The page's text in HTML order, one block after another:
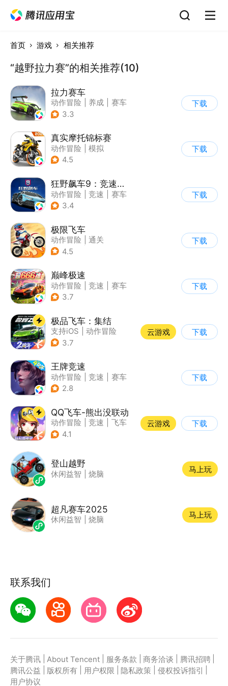
首页 游戏 相关推荐
“越野拉力赛”的相关推荐(10)
拉力赛车
动作冒险 养成
赛车
| 漂移
3.3
下载
真实摩托锦标赛
动作冒险
模拟
| 摩托车
4.5
下载
狂野飙车9：竞速传奇
动作冒险 竞速
赛车
| 狂野飙车
3.4
下载
极限飞车
动作冒险
通关
| 摩托车
4.5
下载
巅峰极速
动作冒险 竞速
赛车
| 漂移
3.7
下载
极品飞车：集结
支持iOS
动作冒险
| 竞速
3.7
云游戏 下载
王牌竞速
动作冒险 竞速
赛车
| 漂移
2.8
下载
QQ飞车-熊出没联动
动作冒险 竞速
飞车
| 漂移
4.1
云游戏 下载
登山越野
休闲益智 烧脑
马上玩
超凡赛车2025
休闲益智 烧脑
马上玩
联系我们
关于腾讯 About Tencent 服务条款 商务洽谈 腾讯招聘
腾讯公益
版权所有 用户权限 隐私政策 侵权投诉指引
用户协议